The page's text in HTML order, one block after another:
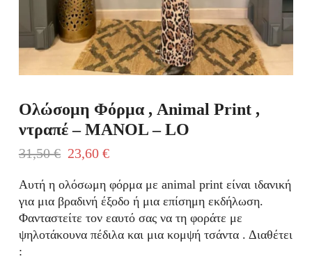
Ολώσομη Φόρμα , Animal Print ,
ντραπέ – MANOL – LO
31,50€
Original
was:
31,50 €.
23,60 €
Η
τιμή
είναι:
23,60 €.
Αυτή η ολόσωμη φόρμα με animal print είναι ιδανική
για μια βραδινή έξοδο ή μια επίσημη εκδήλωση.
Φανταστείτε τον εαυτό σας να τη φοράτε με
ψηλοτάκουνα πέδιλα και μια κομψή τσάντα . Διαθέτει
: